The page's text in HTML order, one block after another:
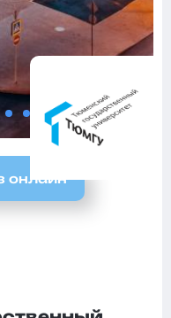
онлайн